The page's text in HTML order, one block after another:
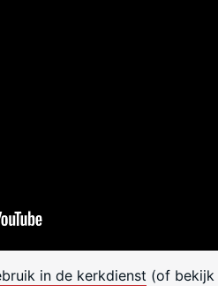
in de kerkdienst (of bekijk